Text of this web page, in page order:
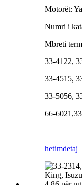
Motorët:
Numri i
Mbreti
33-4122,
33-4515,
33-5056,
66-
hetimdetaj